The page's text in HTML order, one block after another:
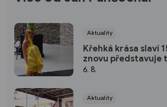
Aktuality
Křehká krása slaví
znovu představuje
bižuterie a skla
6. 8.
Aktuality